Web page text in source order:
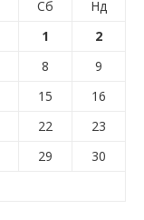
Сб
Нд
1
2
8
9
15
16
22
23
29
30